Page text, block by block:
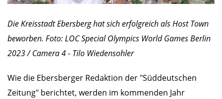
Die Kreisstadt Ebersberg hat sich erfolgreich als Host Town
beworben. Foto: LOC Special Olympics World Games Berlin
2023 / Camera 4 - Tilo Wiedensohler
Wie die Ebersberger Redaktion der "Süddeutschen
Zeitung" berichtet, werden im kommenden Jahr